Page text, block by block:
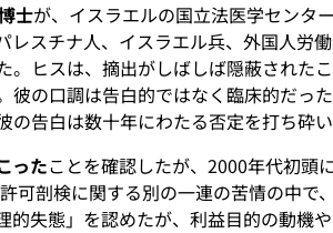
士が、イスラエルの国立法医学センター
スチナ人、イスラエル兵、外国人労
ヒスは、摘出がしばしば隠蔽された
の口調は告白的ではなく臨床的だ
の告白は数十年にわたる否定を打ち砕い
ったことを確認したが、2000年代初頭
剖検に関する別の一連の苦情の中で
失態」を認めたが、利益目的の動機